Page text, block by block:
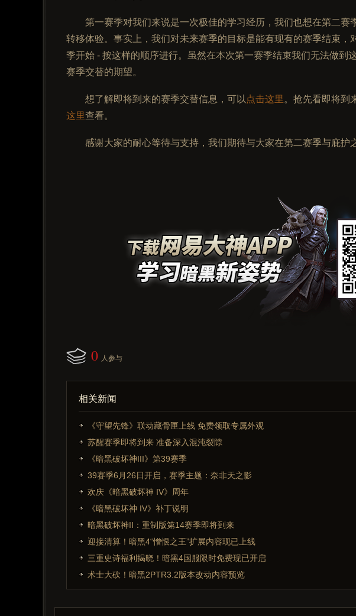
第一赛季对我们来说是一次极佳的学习经历，我们也想在第二赛
转移体验。事实上，我们对未来赛季的目标是能有现有的赛季结束，
季开始 - 按这样的顺序进行。虽然在本次第一赛季结束我们无法做到
赛季交替的期望。
想了解即将到来的赛季交替信息，可以 点击这里 。抢先看即将到
这里查看。
感谢大家的耐心等待与支持，我们期待与大家在第二赛季与庇护
0 人参与
相关新闻
《守望先锋》联动藏骨匣上线 免费领取专属外观
苏醒赛季即将到来 准备深入混沌裂隙
《暗黑破坏神III》第39赛季
39赛季6月26日开启，赛季主题：奈非天之影
欢庆《暗黑破坏神 IV》周年
《暗黑破坏神 IV》补丁说明
暗黑破坏神II：重制版第14赛季即将到来
迎接清算！暗黑4“憎恨之王”扩展内容现已上线
三重史诗福利揭晓！暗黑4国服限时免费现已开启
术士大砍！暗黑2PTR3.2版本改动内容预览